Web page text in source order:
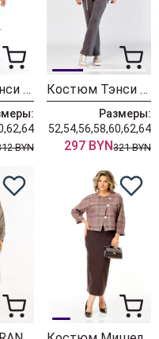
Костюм Тэнси 416 шоколадный + бежевый
BYN
Костюм Тэнси 415 серый + молоко
Размеры:
52,54,56,58,60,62,64
297 BYN321 BYN